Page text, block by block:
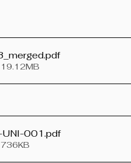
.pdf
19.12MB
001.pdf
736KB